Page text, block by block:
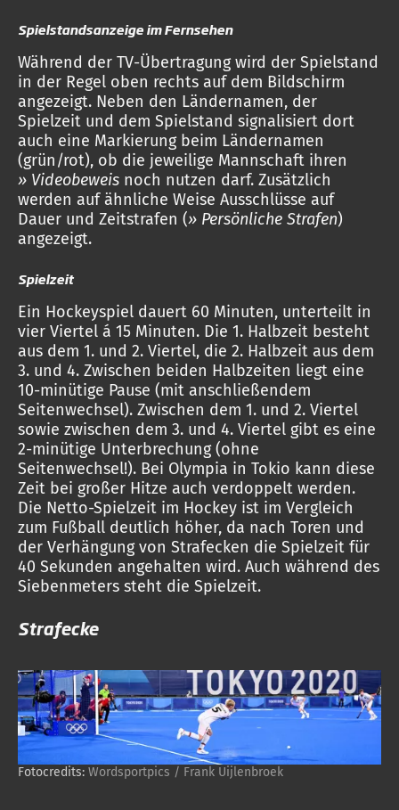
Spielstandsanzeige im Fernsehen
Während der TV-Übertragung wird der Spielstand
in der Regel oben rechts auf dem Bildschirm
angezeigt. Neben den Ländernamen, der
Spielzeit und dem Spielstand signalisiert dort
auch eine Markierung beim Ländernamen
(grün/rot), ob die jeweilige Mannschaft ihren
» Videobeweis noch nutzen darf. Zusätzlich
werden auf ähnliche Weise Ausschlüsse auf
Dauer und Zeitstrafen (» Persönliche Strafen)
angezeigt.
Spielzeit
Ein Hockeyspiel dauert 60 Minuten, unterteilt in
vier Viertel á 15 Minuten. Die 1. Halbzeit besteht
aus dem 1. und 2. Viertel, die 2. Halbzeit aus dem
3. und 4. Zwischen beiden Halbzeiten liegt eine
10-minütige Pause (mit anschließendem
Seitenwechsel). Zwischen dem 1. und 2. Viertel
sowie zwischen dem 3. und 4. Viertel gibt es eine
2-minütige Unterbrechung (ohne
Seitenwechsel!). Bei Olympia in Tokio kann diese
Zeit bei großer Hitze auch verdoppelt werden.
Die Netto-Spielzeit im Hockey ist im Vergleich
zum Fußball deutlich höher, da nach Toren und
der Verhängung von Strafecken die Spielzeit für
40 Sekunden angehalten wird. Auch während des
Siebenmeters steht die Spielzeit.
Strafecke
Fotocredits: Wordsportpics / Frank Uijlenbroek